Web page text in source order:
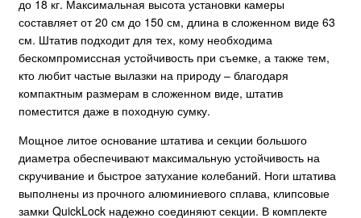
до 18 кг. Максимальная высота установки камеры
составляет от 20 см до 150 см, длина в сложенном виде 63
см. Штатив подходит для тех, кому необходима
бескомпромиссная устойчивость при съемке, а также тем,
кто любит частые вылазки на природу – благодаря
компактным размерам в сложенном виде, штатив
поместится даже в походную сумку.
Мощное литое основание штатива и секции большого
диаметра обеспечивают максимальную устойчивость на
скручивание и быстрое затухание колебаний. Ноги штатива
выполнены из прочного алюминиевого сплава, клипсовые
замки QuickLock надежно соединяют секции. В комплекте